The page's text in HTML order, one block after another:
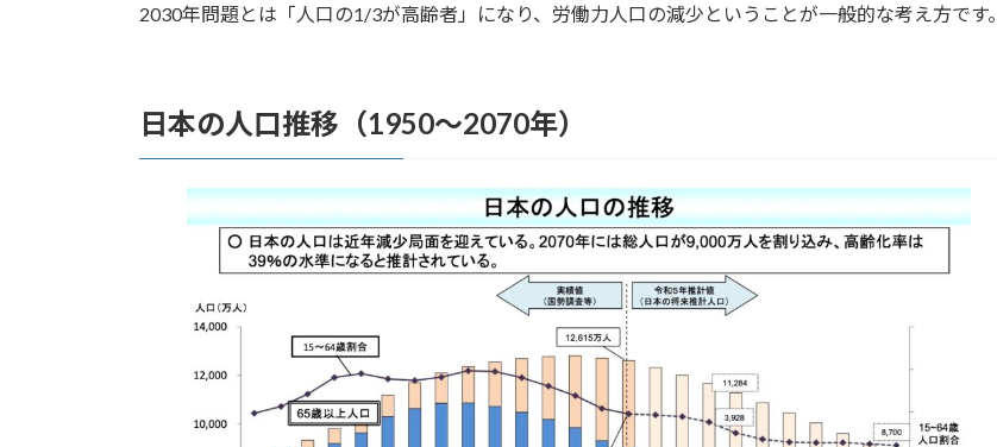
2030年問題とは「人口の1/3が高齢者」になり、労働力人口の減少ということが一般的な考え方です。
日本の人口推移（1950～2070年）